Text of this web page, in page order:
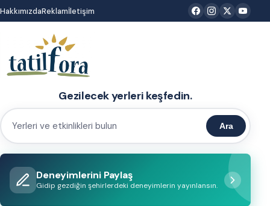
İçeriğe
atla
HakkımızdaReklamİletişim
Gezilecek yerleri keşfedin.
Yerleri
etkinlikleri
bulun
Ara
Deneyimlerini Paylaş
Gidip gezdiğin şehirlerdeki deneyimlerin yayınlansın.